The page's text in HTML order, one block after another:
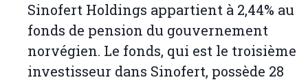
Sinofert Holdings appartient à 2,44% au
fonds de pension du gouvernement
norvégien. Le fonds, qui est le troisième
investisseur dans Sinofert, possède 28